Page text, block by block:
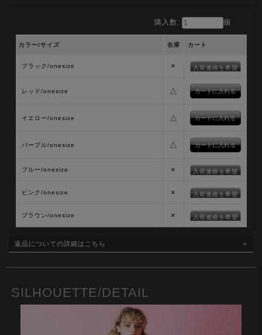
購入数: 個
カラー/サイズ 在庫 カート
ブラック/onesize × 入荷連絡を希望
レッド/onesize △
イエロー/onesize △
パープル/onesize △
ブルー/onesize × 入荷連絡を希望
ピンク/onesize × 入荷連絡を希望
ブラウン/onesize × 入荷連絡を希望
返品についての詳細はこちら
SILHOUETTE/DETAIL